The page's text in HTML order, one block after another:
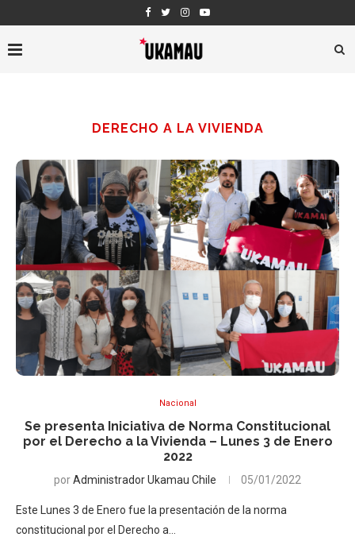
DERECHO A LA VIVIENDA
Nacional
Se presenta Iniciativa de Norma Constitucional
por el Derecho a la Vivienda – Lunes 3 de Enero
2022
porAdministrador Ukamau Chile 05/01/2022
Este Lunes 3 de Enero fue la presentación de la norma
constitucional por el Derecho a…